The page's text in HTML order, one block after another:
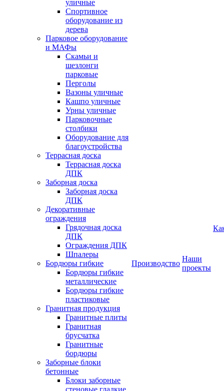
уличные
Спортивное
оборудование из
дерева
Парковое оборудование
и МАФы
Скамьи и
шезлонги
парковые
Перголы
Вазоны уличные
Кашпо уличные
Урны уличные
Парковочные
столбики
Оборудование для
благоустройства
Террасная доска
Террасная доска
ДПК
Заборная доска
Заборная доска
ДПК
Декоративные
ограждения
Грядочная доска
ДПК
Ограждения ДПК
Шпалеры
Бордюры гибкие
Бордюры гибкие
металлические
Бордюры гибкие
пластиковые
Гранитная продукция
Гранитные плиты
Гранитная
брусчатка
Гранитные
бордюры
Заборные блоки
бетонные
Блоки заборные
стеновые гладкие
Производство
Наши
проекты